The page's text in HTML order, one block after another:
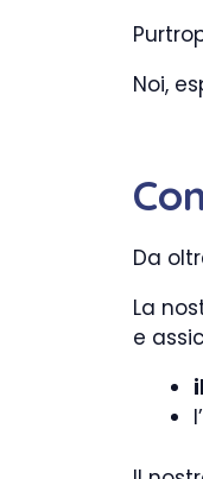
Noi,
Da
La
e
l’